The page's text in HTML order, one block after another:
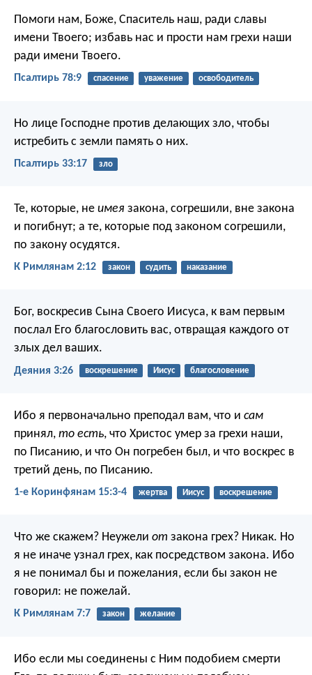
Помоги нам, Боже, Спаситель наш, ради славы
имени Твоего; избавь нас и прости нам грехи наши
ради имени Твоего.
Псалтирь 78:9 спасение уважение освободитель
Но лице Господне против делающих зло, чтобы
истребить с земли память о них.
Псалтирь 33:17 зло
Те, которые, не имея закона, согрешили, вне закона
и погибнут; а те, которые под законом согрешили,
по закону осудятся.
К Римлянам 2:12 закон судить наказание
Бог, воскресив Сына Своего Иисуса, к вам первым
послал Его благословить вас, отвращая каждого от
злых дел ваших.
Деяния 3:26 воскрешение Иисус благословение
Ибо я первоначально преподал вам, что и сам
принял, то есть, что Христос умер за грехи наши,
по Писанию, и что Он погребен был, и что воскрес в
третий день, по Писанию.
1-е Коринфянам 15:3-4 жертва Иисус воскрешение
Что же скажем? Неужели от закона грех? Никак. Но
я не иначе узнал грех, как посредством закона. Ибо
я не понимал бы и пожелания, если бы закон не
говорил: не пожелай.
К Римлянам 7:7 закон желание
Ибо если мы соединены с Ним подобием смерти